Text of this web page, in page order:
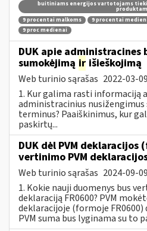
buitiniams energijos vartotojams
9 procentai malkoms
9 procentai
9 proc medienai
DUK apie administracines
sumokėjimą ir išieškojimą
Web turinio sąrašas 2022-03-09
1. Kur galima rasti informaciją
administracinius nusižengimus
terminus? Paaiškinimus, kur
paskirtų...
DUK dėl PVM deklaracijos
vertinimo PVM
Web turinio sąrašas 2024-09-09
1. Kokie nauji duomenys bus
deklaraciją FR0600? PVM
deklaracijoje (formoje
PVM suma bus lyginama su to